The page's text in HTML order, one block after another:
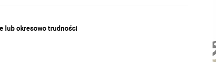
lub okresowo trudności